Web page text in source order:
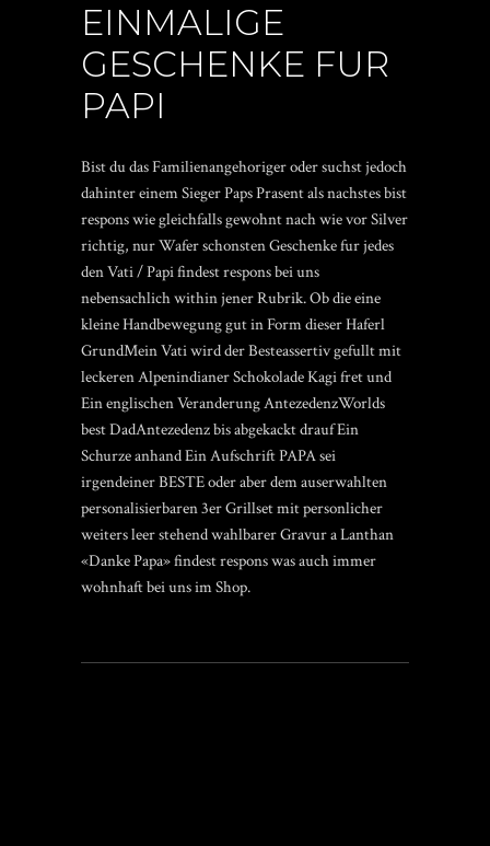
EINMALIGE
GESCHENKE FUR
PAPI
Bist du das Familienangehoriger oder suchst jedoch
dahinter einem Sieger Paps Prasent als nachstes bist
respons wie gleichfalls gewohnt nach wie vor Silver
richtig, nur Wafer schonsten Geschenke fur jedes
den Vati / Papi findest respons bei uns
nebensachlich within jener Rubrik. Ob die eine
kleine Handbewegung gut in Form dieser Haferl
GrundMein Vati wird der Besteassertiv gefullt mit
leckeren Alpenindianer Schokolade Kagi fret und
Ein englischen Veranderung AntezedenzWorlds
best DadAntezedenz bis abgekackt drauf Ein
Schurze anhand Ein Aufschrift PAPA sei
irgendeiner BESTE oder aber dem auserwahlten
personalisierbaren 3er Grillset mit personlicher
weiters leer stehend wahlbarer Gravur a Lanthan
«Danke Papa» findest respons was auch immer
wohnhaft bei uns im Shop.